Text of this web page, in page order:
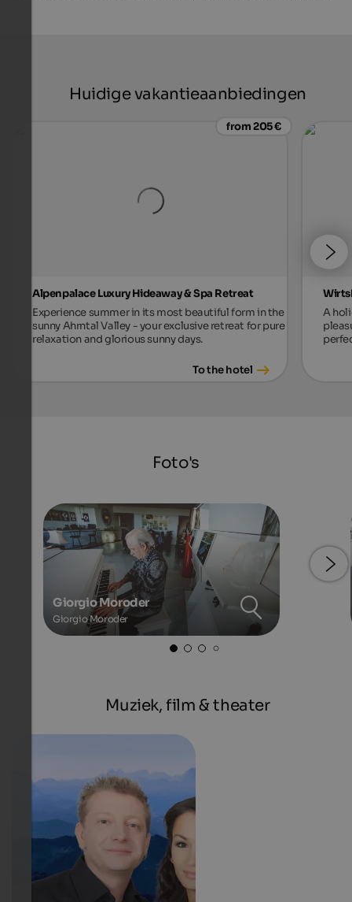
Huidige vakantieaanbiedingen
from 205 €
Alpenpalace Luxury Hideaway & Spa Retreat
Experience summer in its most beautiful form in the
sunny Ahrntal Valley - your exclusive retreat for pure
relaxation and glorious sunny days.
To the hotel
A
Foto's
Giorgio Moroder
Giorgio Moroder
Muziek, film & theater